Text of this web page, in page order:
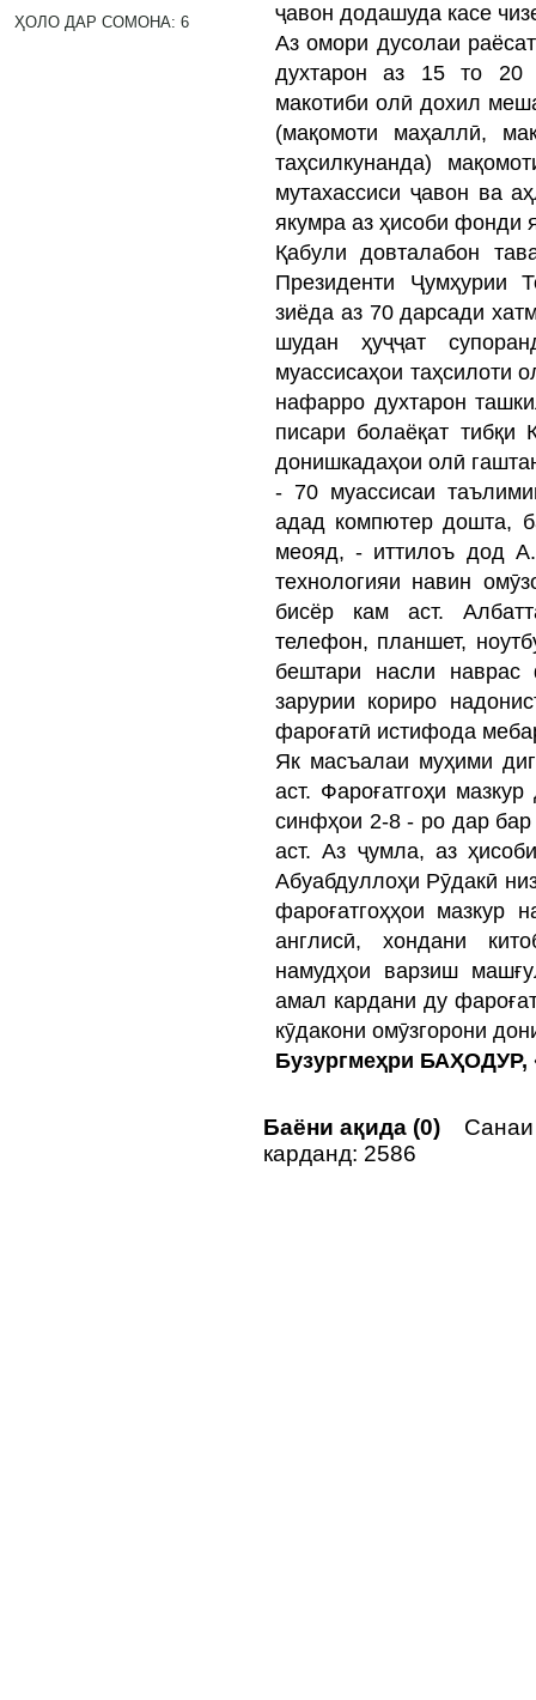
ҲОЛО ДАР СОМОНА: 6
ҷавон додашуда касе
Аз омори дусолаи
духтарон аз 15 то 20
макотиби олӣ дохил
(мақомоти маҳаллӣ,
таҳсилкунанда)
мутахассиси ҷавон ва
якумра аз ҳисоби фонди
Қабули довталабон
Президенти Ҷумҳурии
зиёда аз 70 дарсади
шудан ҳуҷҷат
муассисаҳои таҳсилоти
нафарро духтарон
писари болаёқат тибқи
донишкадаҳои олӣ
- 70 муассисаи
адад компютер дошта,
меояд, - иттилоъ дод
технологияи навин
бисёр кам аст.
телефон, планшет,
бештари насли наврас
зарурии кориро
фароғатӣ истифода
Як масъалаи муҳими
аст. Фароғатгоҳи
синфҳои 2-8 - ро дар бар
аст. Аз ҷумла, аз
Абуабдуллоҳи Рӯдакӣ
фароғатгоҳҳои мазкур
англисӣ, хондани
намудҳои варзиш
амал кардани ду
кӯдакони омӯзгорони
Бузургмеҳри БАҲОДУР,
Баёни ақида (0) Санаи
карданд: 2586